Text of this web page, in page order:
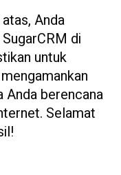
Anda
di
untuk
Anda berencana
Selamat